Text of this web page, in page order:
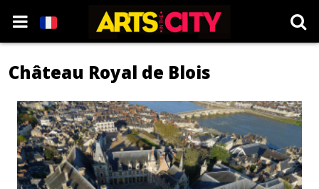
Château Royal de Blois